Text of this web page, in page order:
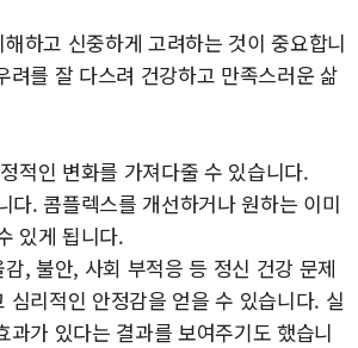
하고 신중하게 고려하는 것이 중요합니
를 잘 다스려 건강하고 만족스러운 삶
적인 변화를 가져다줄 수 있습니다.
다. 콤플렉스를 개선하거나 원하는 이미
있게 됩니다.
, 불안, 사회 부적응 등 정신 건강 문제
리적인 안정감을 얻을 수 있습니다. 실
가 있다는 결과를 보여주기도 했습니